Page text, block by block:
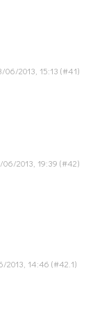
06/2013, 15:13
2013, 19:39
2013, 14:46